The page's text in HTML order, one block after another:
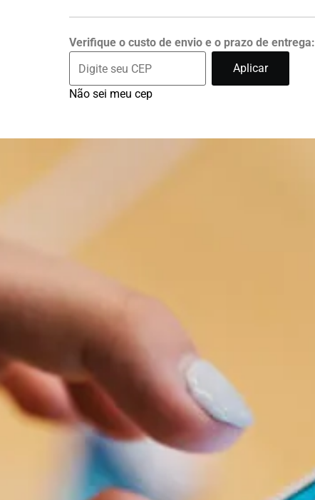
Verifique o custo de envio e o prazo de entrega:
Aplicar
Não sei meu cep